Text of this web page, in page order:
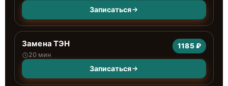
Записаться
Замена ТЭН
20 мин
1185 ₽
Записаться